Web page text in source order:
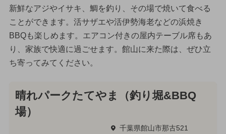
新鮮なアジやイサキ、鯛を釣り、その場で焼いて食べる
ことができます。活サザエや活伊勢海老などの浜焼き
BBQも楽しめます。エアコン付きの屋内テーブル席もあ
り、家族で快適に過ごせます。館山に来た際は、ぜひ立
ち寄ってみてください。
晴れパークたてやま（釣り堀&BBQ
場）
千葉県館山市那古521